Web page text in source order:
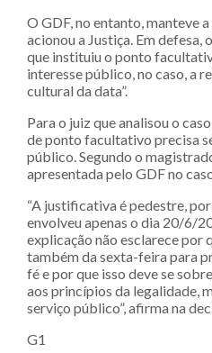
O GDF, no entanto, manteve
acionou a Justiça. Em
que instituiu o ponto
interesse público, no caso, a
cultural da data”.
Para o juiz que analisou o
de ponto facultativo precisa
público. Segundo o
apresentada pelo GDF no
“A justificativa é pedestre,
envolveu apenas o dia 20/6/
explicação não esclarece por
também da sexta-feira para
fé e por que isso deve se
aos princípios da legalidade,
serviço público”, afirma na
G1